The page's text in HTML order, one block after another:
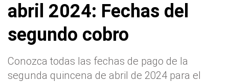
abril 2024: Fechas del
segundo cobro
Conozca todas las fechas de pago de la
segunda quincena de abril de 2024 para el